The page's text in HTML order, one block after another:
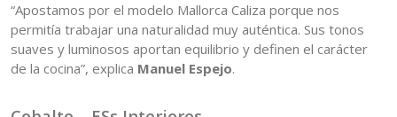
“Apostamos por el modelo Mallorca Caliza porque nos
permitía trabajar una naturalidad muy auténtica. Sus tonos
suaves y luminosos aportan equilibrio y definen el carácter
de la cocina”, explica Manuel Espejo.